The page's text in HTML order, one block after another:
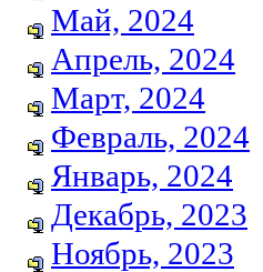
Май, 2024
Апрель, 2024
Март, 2024
Февраль, 2024
Январь, 2024
Декабрь, 2023
Ноябрь, 2023